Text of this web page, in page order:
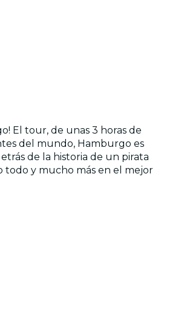
El tour, de unas 3 horas de
del mundo, Hamburgo es
de la historia de un pirata
todo y mucho más en el mejor